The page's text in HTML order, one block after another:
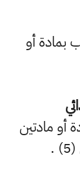
بمادة أو
أو مادتين
.